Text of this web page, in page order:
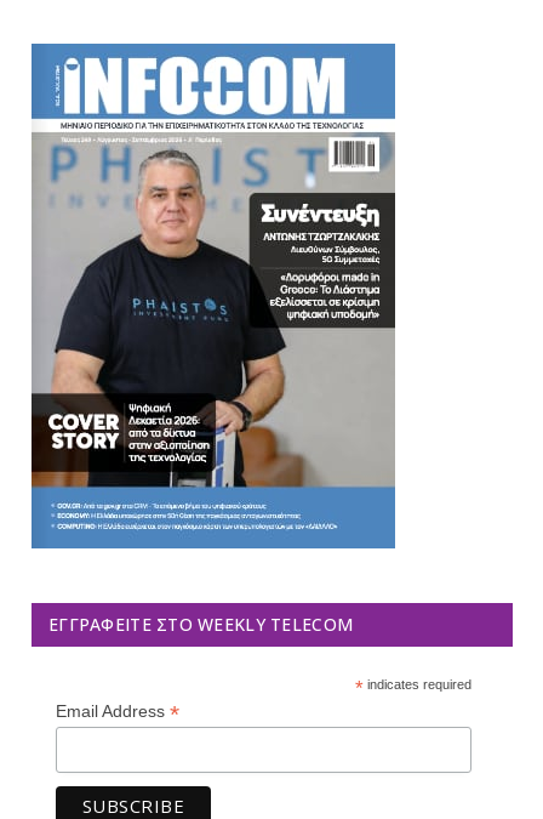
ΕΓΓΡΑΦΕΊΤΕ ΣΤΟ WEEKLY TELECOM
*indicates required
Email Address *